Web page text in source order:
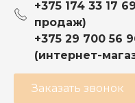
+375 174 33 17
продаж)
+375 29 700 56
(интернет-
Заказать звонок